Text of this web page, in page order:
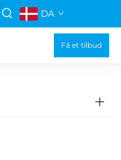
DA
Få et tilbud